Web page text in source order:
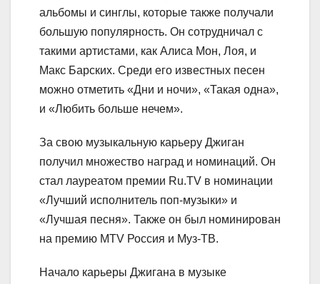
альбомы и синглы, которые также получали
большую популярность. Он сотрудничал с
такими артистами, как Алиса Мон, Лоя, и
Макс Барских. Среди его известных песен
можно отметить «Дни и ночи», «Такая одна»,
и «Любить больше нечем».
За свою музыкальную карьеру Джиган
получил множество наград и номинаций. Он
стал лауреатом премии Ru.TV в номинации
«Лучший исполнитель поп-музыки» и
«Лучшая песня». Также он был номинирован
на премию MTV Россия и Муз-ТВ.
Начало карьеры Джигана в музыке